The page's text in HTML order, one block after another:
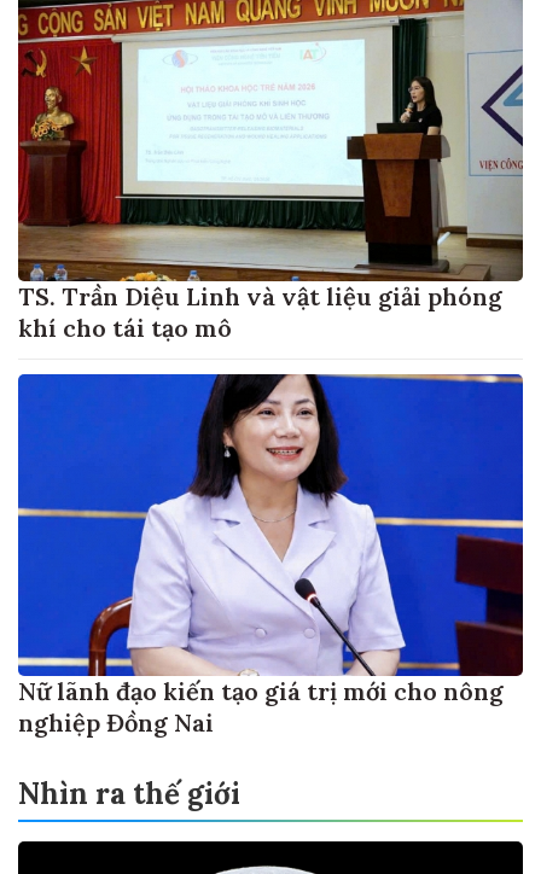
TS. Trần Diệu Linh và vật liệu giải phóng
khí cho tái tạo mô
Nữ lãnh đạo kiến tạo giá trị mới cho nông
nghiệp Đồng Nai
Nhìn ra thế giới